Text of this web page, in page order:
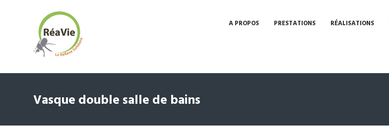
A PROPOS PRESTATIONS RÉALISATIONS
Vasque double salle de bains